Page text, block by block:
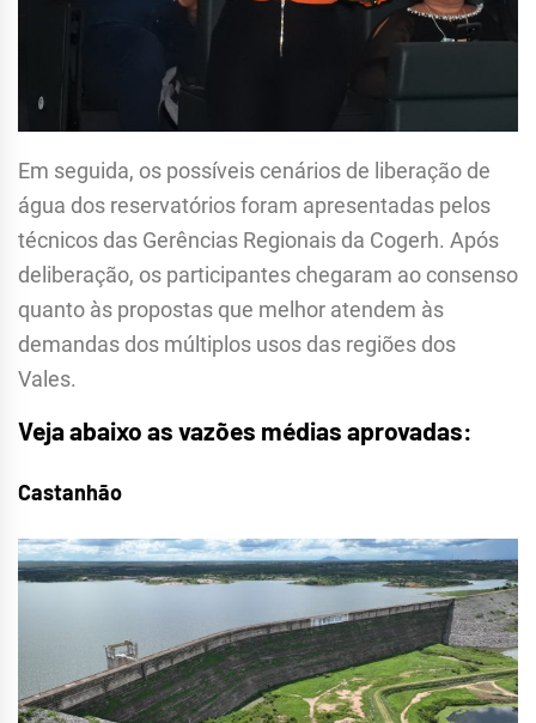
Em seguida, os possíveis cenários de liberação de
água dos reservatórios foram apresentadas pelos
técnicos das Gerências Regionais da Cogerh. Após
deliberação, os participantes chegaram ao consenso
quanto às propostas que melhor atendem às
demandas dos múltiplos usos das regiões dos
Vales.
Veja abaixo as vazões médias aprovadas:
Castanhão